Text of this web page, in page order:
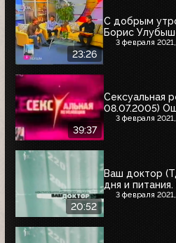
23:26
С добрым
Борис
3 февраля 2021,
39:37
Сексуальная
08.07.2005)
3 февраля 2021,
20:52
Ваш доктор
дня и
3 февраля 2021,